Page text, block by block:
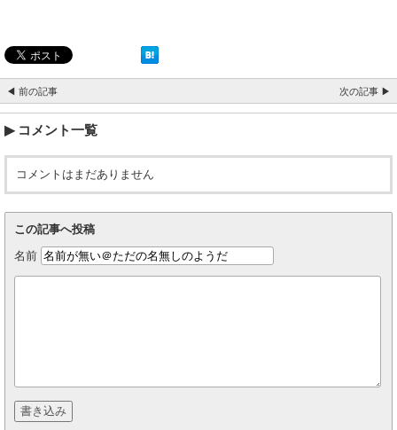
◀ 前の記事 次の記事 ▶
コメント一覧
コメントはまだありません
この記事へ投稿
名前